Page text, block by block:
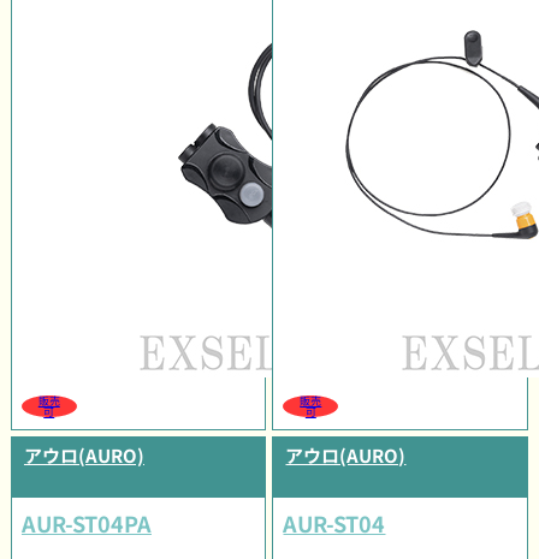
販売
可
販売
可
アウロ(AURO)
AUR-ST04PA
アウロ(AURO)
AUR-ST04